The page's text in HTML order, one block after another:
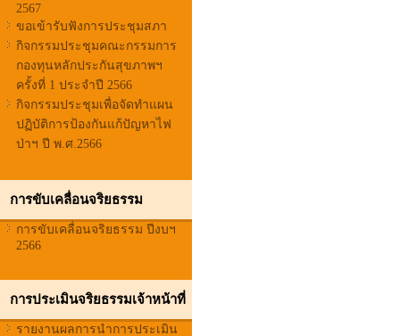
2567
ขอเข้ารับฟังการประชุมสภา
กิจกรรมประชุมคณะกรรมการ
กองทุนหลักประกันสุขภาพฯ
ครั้งที่ 1 ประจำปี 2566
กิจกรรมประชุมเพื่อจัดทำแผน
ปฏิบัติการป้องกันแก้ปัญหาไฟ
ป่าฯ ปี พ.ศ.2566
การขับเคลื่อนจริยธรรม
การขับเคลื่อนจริยธรรม ปีงบฯ
2566
การประเมินจริยธรรมเจ้าหน้าที่
รายงานผลการนำการประเมิน